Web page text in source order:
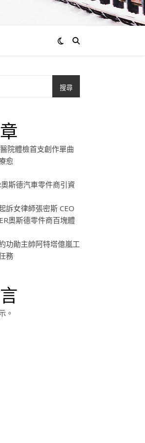
搜尋
院體檢首支創作單曲
愈
斯德汽車零件商引資
訴女律師張密斯 CEO
奧斯德零件商百塊體
功勛主帥阿特塔億嵐工
務
。